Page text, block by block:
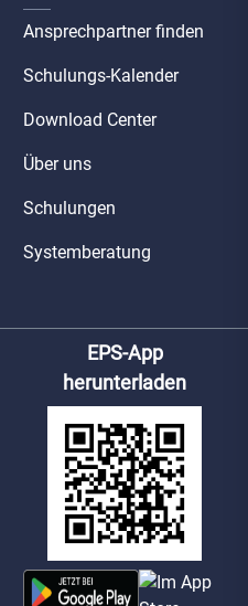
Ansprechpartner finden
Schulungs-Kalender
Download Center
Über uns
Schulungen
Systemberatung
EPS-App
herunterladen